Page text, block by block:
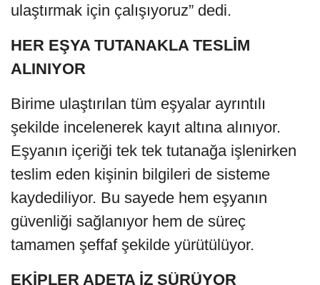
ulaştırmak için çalışıyoruz” dedi.
HER EŞYA TUTANAKLA TESLİM
ALINIYOR
Birime ulaştırılan tüm eşyalar ayrıntılı
şekilde incelenerek kayıt altına alınıyor.
Eşyanın içeriği tek tek tutanağa işlenirken
teslim eden kişinin bilgileri de sisteme
kaydediliyor. Bu sayede hem eşyanın
güvenliği sağlanıyor hem de süreç
tamamen şeffaf şekilde yürütülüyor.
EKİPLER ADETA İZ SÜRÜYOR